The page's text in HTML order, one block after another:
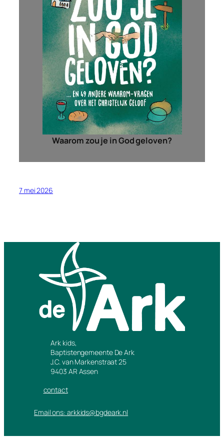
Waarom zou je in God geloven?
7 mei 2026
Ark kids,
Baptistengemeente De Ark
J.C. van Markenstraat 25
9403 AR Assen
contact
Email ons: arkkids@bgdeark.nl